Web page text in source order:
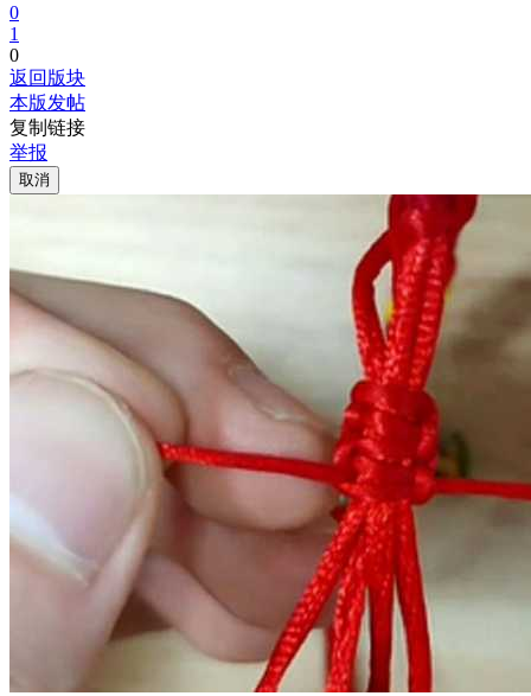
0
1
0
返回版块
本版发帖
复制链接
举报
取消